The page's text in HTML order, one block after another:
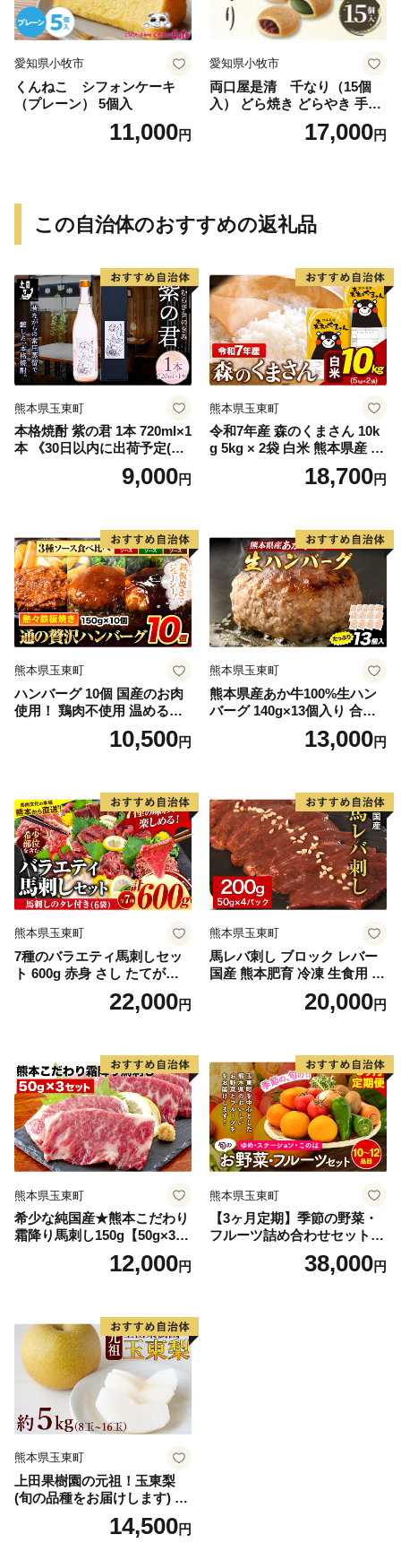
愛知県小牧市
くんねこ シフォンケーキ
（プレーン） 5個入
11,000円
愛知県小牧市
両口屋是清 千なり（15個
入） どら焼き どらやき 手土
産 お土産 土産 丹波大納言小
豆 抹茶 林檎 りんご 慶事 お
17,000円
この自治体のおすすめの返礼品
熊本県玉東町
本格焼酎 紫の君 1本 720ml×1
本 《30日以内に出荷予定(土
日祝除く)》そば是上々吉 酒
や上々吉 紫芋使用（玉東町
9,000円
熊本県玉東町
令和7年産 森のくまさん 10k
g 5kg × 2袋 白米 熊本県産 単
一原料米 森くま《7-14日以内
に出荷予定(土日祝除く)》送
18,700円
熊本県玉東町
ハンバーグ 10個 国産のお肉
使用！ 鶏肉不使用 温めるだ
け 「通の贅沢ハンバーグ」3
種ソース食べ比べ《7-14日以
10,500円
熊本県玉東町
熊本県産あか牛100%生ハン
バーグ 140g×13個入り 合計1
820g 1.82kg以上《30日以内
に出荷予定(土日祝除く)》熊
13,000円
熊本県玉東町
7種のバラエティ馬刺しセッ
ト 600g 赤身 さし たてがみ
コーネ 馬トロ7種のバラエテ
ィ馬刺しセット 600g《2027
ロ 馬ひも レバー ハツ 国産
熊本肥育 冷凍 生食用 肉 絶品
牛肉よりヘルシー 馬肉 熊本
県玉東町 送料無料 馬ひも レ
バー ハツ 国産 熊本肥育 冷凍
生食用 肉 絶品 馬肉 熊本県玉
東町 送料無料
22,000円
熊本県玉東町
馬レバ刺し ブロック レバー
国産 熊本肥育 冷凍 生食用 た
れ付き(10ml×2袋) 50g×4パッ
ク 馬レバ刺し ブロック レバ
ック《10月上旬-12月末頃出
荷》 肉 絶品 牛肉よりヘルシ
ー 馬肉 予約 小分け 平成27年
28年 農林水産大臣賞受賞 熊
本県玉東町 肉 絶品 牛肉より
ヘルシー 馬肉 予約 小分け 平
成27年28年 農林水産大臣賞
20,000円
熊本県玉東町
希少な純国産★熊本こだわり
霜降り馬刺し150g【50g×3セ
ット】馬刺しのタレ(10ml×2
袋)《2027年1月上旬-3月末頃
肉 タレ付き
12,000円
熊本県玉東町
【3ヶ月定期】季節の野菜・
フルーツ詰め合わせセット 1
0〜12品目 《お申込み月の翌
月から出荷開始》ゆめ・ステ
38,000円
熊本県玉東町
上田果樹園の元祖！玉東梨
(旬の品種をお届けします) 約
5kg(8玉-16玉) 熊本県玉名郡
玉東町 なし 果物 スイーツ デ
14,500円